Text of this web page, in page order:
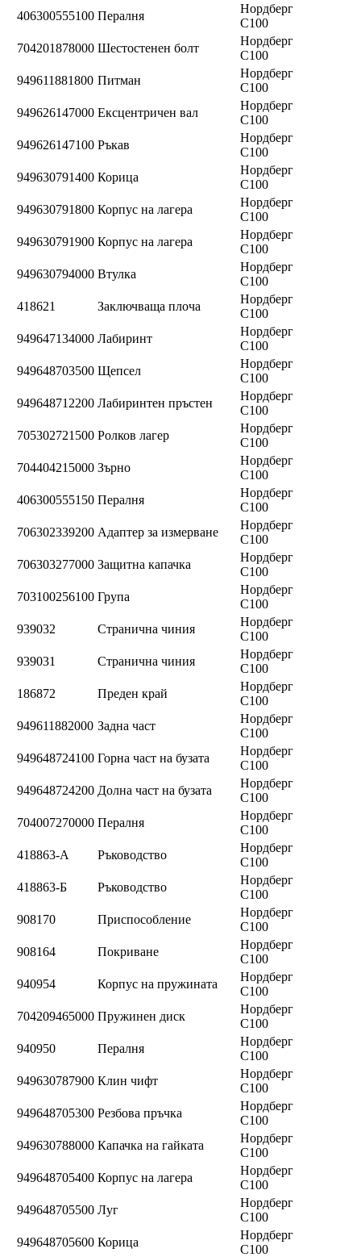
406300555100 Пералня
Нордберг
C100
704201878000 Шестостенен болт
Нордберг
C100
949611881800 Питман
Нордберг
C100
949626147000 Ексцентричен вал
Нордберг
C100
949626147100 Ръкав
Нордберг
C100
949630791400 Корица
Нордберг
C100
949630791800 Корпус на лагера
Нордберг
C100
949630791900 Корпус на лагера
Нордберг
C100
949630794000 Втулка
Нордберг
C100
418621
Заключваща плоча
Нордберг
C100
949647134000 Лабиринт
Нордберг
C100
949648703500 Щепсел
Нордберг
C100
949648712200 Лабиринтен пръстен
Нордберг
C100
705302721500 Ролков лагер
Нордберг
C100
704404215000 Зърно
Нордберг
C100
406300555150 Пералня
Нордберг
C100
706302339200 Адаптер за измерване
Нордберг
C100
706303277000 Защитна капачка
Нордберг
C100
703100256100 Група
Нордберг
C100
939032
Странична чиния
Нордберг
C100
939031
Странична чиния
Нордберг
C100
186872
Преден край
Нордберг
C100
949611882000 Задна част
Нордберг
C100
949648724100 Горна част на бузата
Нордберг
C100
949648724200 Долна част на бузата
Нордберг
C100
704007270000 Пералня
Нордберг
C100
418863-А
Ръководство
Нордберг
C100
418863-Б
Ръководство
Нордберг
C100
908170
Приспособление
Нордберг
C100
908164
Покриване
Нордберг
C100
940954
Корпус на пружината
Нордберг
C100
704209465000 Пружинен диск
Нордберг
C100
940950
Пералня
Нордберг
C100
949630787900 Клин чифт
Нордберг
C100
949648705300 Резбова пръчка
Нордберг
C100
949630788000 Капачка на гайката
Нордберг
C100
949648705400 Корпус на лагера
Нордберг
C100
949648705500 Луг
Нордберг
C100
949648705600 Корица
Нордберг
C100